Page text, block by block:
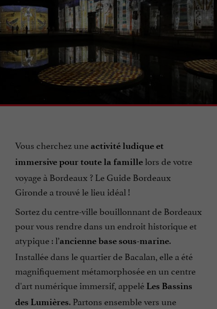
Vous cherchez une activité ludique et
immersive pour toute la famille lors de votre
voyage à Bordeaux ? Le Guide Bordeaux
Gironde a trouvé le lieu idéal !
Sortez du centre-ville bouillonnant de Bordeaux
pour vous rendre dans un endroit historique et
atypique : l’ancienne base sous-marine.
Installée dans le quartier de Bacalan, elle a été
magnifiquement métamorphosée en un centre
d'art numérique immersif, appelé Les Bassins
des Lumières. Partons ensemble vers une